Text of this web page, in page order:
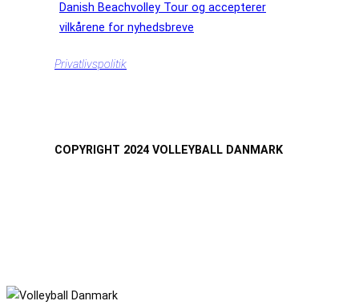
Danish Beachvolley Tour og accepterer
vilkårene for nyhedsbreve
Privatlivspolitik
COPYRIGHT 2024 VOLLEYBALL DANMARK